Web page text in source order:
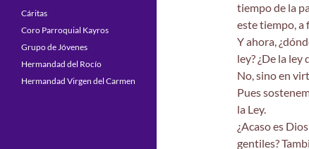
tiempo de la
este tiempo, a
Y ahora,
ley? ¿De la ley
No, sino en
Pues
la Ley.
¿Acaso es
gentiles?
Cáritas
Coro Parroquial Kayros
Grupo de Jóvenes
Hermandad del Rocío
Hermandad Virgen del Carmen